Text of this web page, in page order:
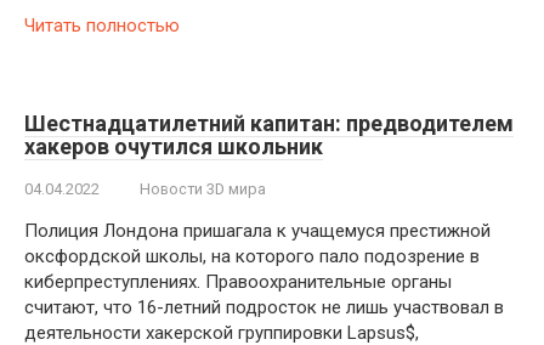
Читать полностью
Шестнадцатилетний капитан: предводителем
хакеров очутился школьник
04.04.2022 Новости 3D мира
Полиция Лондона пришагала к учащемуся престижной
оксфордской школы, на которого пало подозрение в
киберпреступлениях. Правоохранительные органы
считают, что 16-летний подросток не лишь участвовал в
деятельности хакерской группировки Lapsus$,